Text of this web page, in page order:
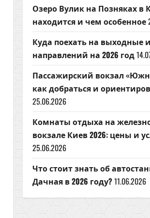
Озеро Вулик на Позняках в
находится и чем особенное
Куда поехать на выходные
направлений на 2026 год
Пассажирский вокзал
как добраться и
25.06.2026
Комнаты отдыха на
вокзале Киев 2026: цены и
25.06.2026
Что стоит знать об
Дачная в 2026 году?11.06.2026